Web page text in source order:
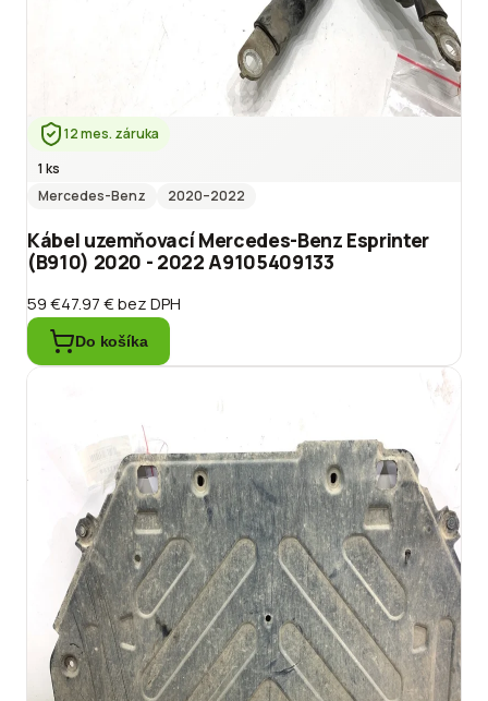
12 mes. záruka
1 ks
Mercedes-Benz
2020–2022
Kábel uzemňovací Mercedes-Benz Esprinter
(B910) 2020 - 2022 A9105409133
59 €47.97 €bez DPH
Do košíka